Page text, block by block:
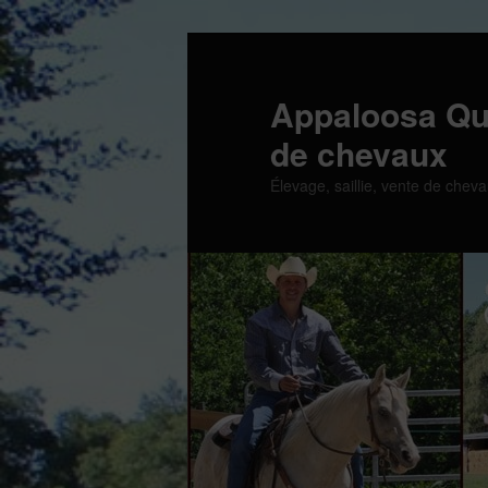
Aller
au
contenu
Appaloosa
de chevaux
Élevage, saillie, vente de